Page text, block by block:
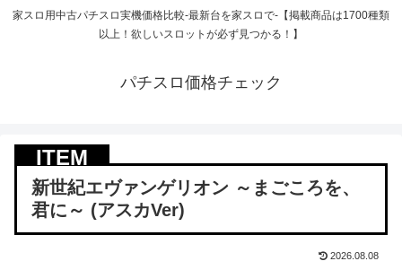
家スロ用中古パチスロ実機価格比較-最新台を家スロで-【掲載商品は1700種類
以上！欲しいスロットが必ず見つかる！】
パチスロ価格チェック
新世紀エヴァンゲリオン ～まごころを、
君に～ (アスカVer)
2026.08.08